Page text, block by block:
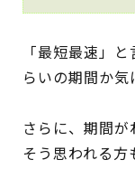
「最短最速」
らいの期間か
さらに、期間が
そう思われる